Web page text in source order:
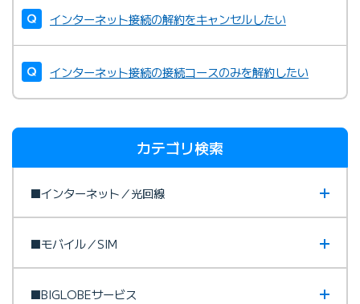
インターネット接続の解約をキャンセルしたい
インターネット接続の接続コースのみを解約したい
カテゴリ検索
■インターネット／光回線
■モバイル／SIM
■BIGLOBEサービス